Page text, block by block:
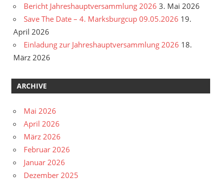
Bericht Jahreshauptversammlung 2026 3. Mai 2026
Save The Date – 4. Marksburgcup 09.05.2026 19.
April 2026
Einladung zur Jahreshauptversammlung 2026 18.
März 2026
ARCHIVE
Mai 2026
April 2026
März 2026
Februar 2026
Januar 2026
Dezember 2025